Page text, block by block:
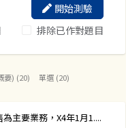
排除已作對題目
開始測驗
要) (20) 單選 (20)
主要業務，X4年1月1....